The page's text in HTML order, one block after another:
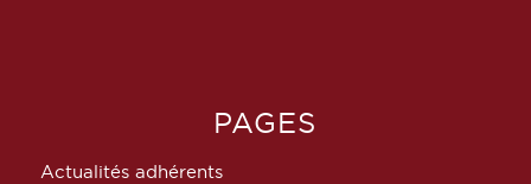
PAGES
Actualités adhérents